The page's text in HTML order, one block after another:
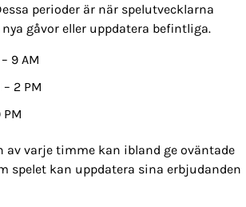
perioder är när spelutvecklarna
gåvor eller uppdatera befintliga.
9 AM
2 PM
PM
av varje timme kan ibland ge oväntade
spelet kan uppdatera sina erbjudanden